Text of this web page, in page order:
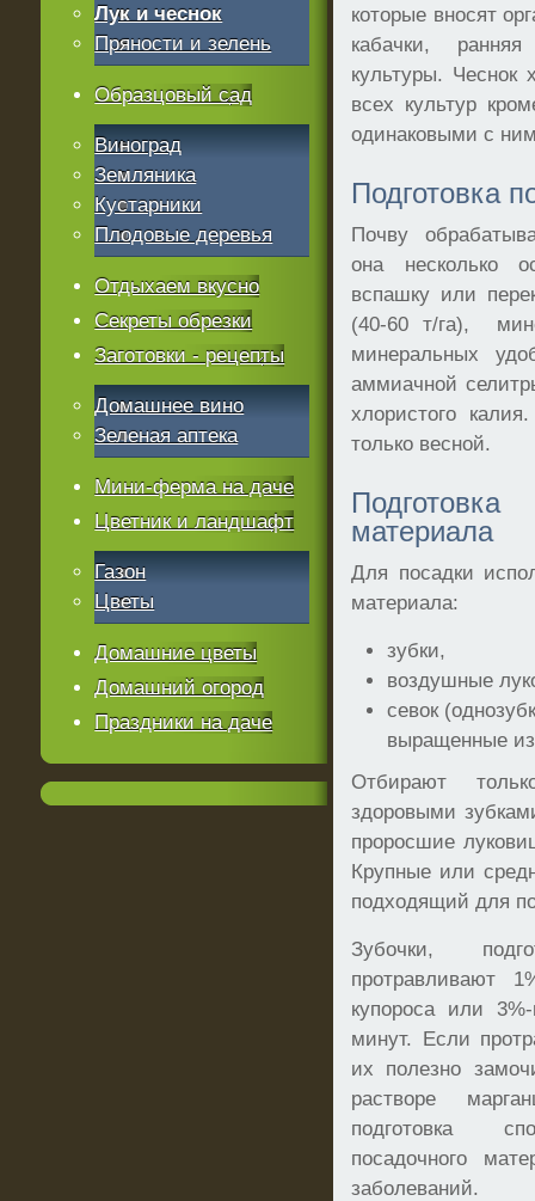
которые вносят
кабачки,
культуры. Чеснок
всех культур
одинаковыми с
Подготовка
Почву
она несколько
вспашку или
(40-60 т/га),
минеральных
аммиачной
хлористого
только весной.
материала
Для посадки
материала:
зубки,
воздушные
севок
выращенные
Отбирают
здоровыми
проросшие
Крупные или
подходящий для
Зубочки,
протравливают
купороса или
минут. Если
их полезно
растворе
подготовка
посадочного
заболеваний.
Лук и чеснок
Пряности и зелень
Образцовый сад
Виноград
Земляника
Кустарники
Плодовые деревья
Отдыхаем вкусно
Секреты обрезки
Заготовки - рецепты
Домашнее вино
Зеленая аптека
Мини-ферма на даче
Цветник и ландшафт
Газон
Цветы
Домашние цветы
Домашний огород
Праздники на даче